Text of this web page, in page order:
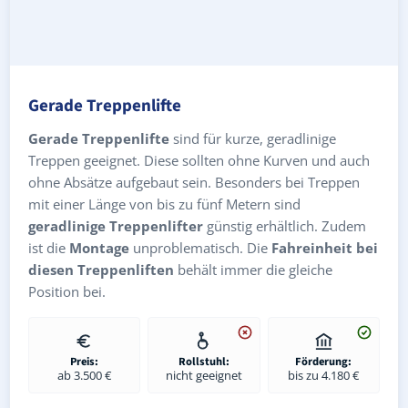
Gerade Treppenlifte
Gerade Treppenlifte sind für kurze, geradlinige
Treppen geeignet. Diese sollten ohne Kurven und auch
ohne Absätze aufgebaut sein. Besonders bei Treppen
mit einer Länge von bis zu fünf Metern sind
geradlinige Treppenlifter günstig erhältlich. Zudem
ist die Montage unproblematisch. Die Fahreinheit bei
diesen Treppenliften behält immer die gleiche
Position bei.
Preis:
ab 3.500 €
Rollstuhl:
nicht geeignet
Förderung:
bis zu 4.180 €